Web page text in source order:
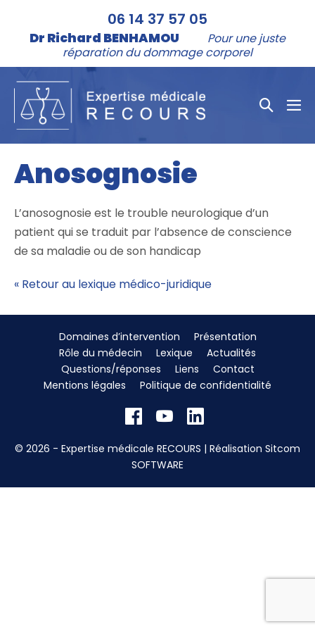
contenu
06 14 37 57 05
Dr Richard BENHAMOU
Pour une juste
réparation du dommage corporel
Anosognosie
L’anosognosie est le trouble neurologique d’un
patient qui se traduit par l’absence de conscience
de sa maladie ou de son handicap
« Retour au lexique médico-juridique
Domaines d’intervention
Présentation
Rôle du médecin
Lexique
Actualités
Questions/réponses
Liens
Contact
Mentions légales
Politique de confidentialité
© 2026 - Expertise médicale RECOURS | Réalisation Sitcom
SOFTWARE